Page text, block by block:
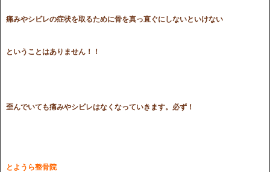
痛みやシビレの症状を取るために骨を真っ直ぐにしないといけない
ということはありません！！
歪んでいても痛みやシビレはなくなっていきます。必ず！
とようら整骨院